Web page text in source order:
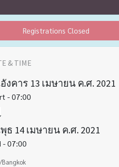
Registrations Closed
& TIME
งคาร 13 เมษายน ค.ศ. 2021
-07:00
ธ 14 เมษายน ค.ศ. 2021
-07:00
Bangkok